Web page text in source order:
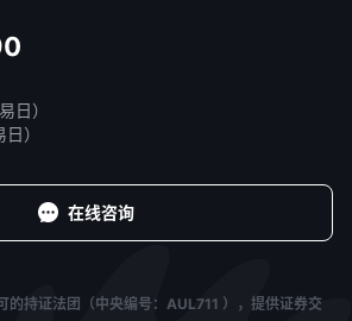
日）
）
在线咨询
的持证法团（中央编号：AUL711 ），提供证券交